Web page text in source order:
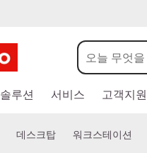
솔루션 서비스 고객지원
데스크탑 워크스테이션